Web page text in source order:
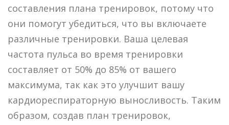
составления плана тренировок, потому что
они помогут убедиться, что вы включаете
различные тренировки. Ваша целевая
частота пульса во время тренировки
составляет от 50% до 85% от вашего
максимума, так как это улучшит вашу
кардиореспираторную выносливость. Таким
образом, создав план тренировок,